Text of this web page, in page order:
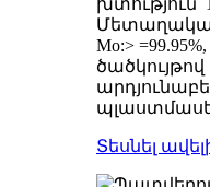
խտություն՝
Մետաղական
Mo:>
Տեսնել